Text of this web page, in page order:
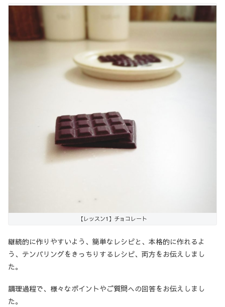
【レッスン1】チョコレート
継続的に作りやすいよう、簡単なレシピと、本格的に作れるよ
う、テンパリングをきっちりするレシピ、両方をお伝えしまし
た。
調理過程で、様々なポイントやご質問への回答をお伝えしまし
た。